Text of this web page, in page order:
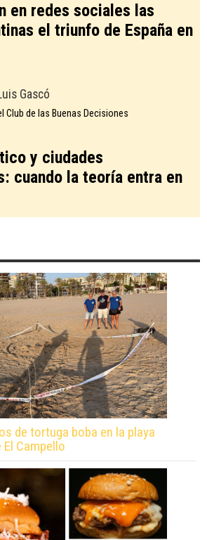
en redes sociales las
el triunfo de España en
Gascó
Club de las Buenas Decisiones
y ciudades
cuando la teoría entra en
de tortuga boba en la playa
Campello